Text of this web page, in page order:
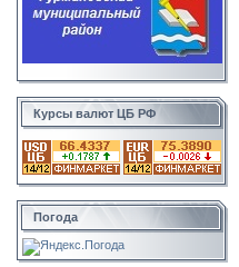
Курсы валют ЦБ РФ
Погода